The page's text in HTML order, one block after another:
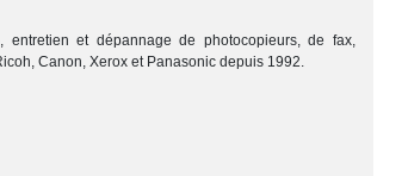
entretien et dépannage de photocopieurs, de fax,
Canon, Xerox et Panasonic depuis 1992.